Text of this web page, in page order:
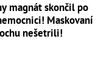
magnát skončil po
Maskovaní
nešetrili!